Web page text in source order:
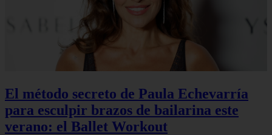
El método secreto de Paula Echevarría
para esculpir brazos de bailarina este
verano: el Ballet Workout